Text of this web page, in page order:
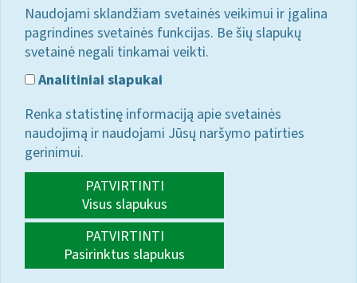
Naudojami sklandžiam svetainės veikimui ir įgalina
pagrindines svetainės funkcijas. Be šių slapukų
svetainė negali tinkamai veikti.
Analitiniai slapukai
Renka statistinę informaciją apie svetainės
naudojimą ir naudojami Jūsų naršymo patirties
gerinimui.
PATVIRTINTI
Visus slapukus
PATVIRTINTI
Pasirinktus slapukus